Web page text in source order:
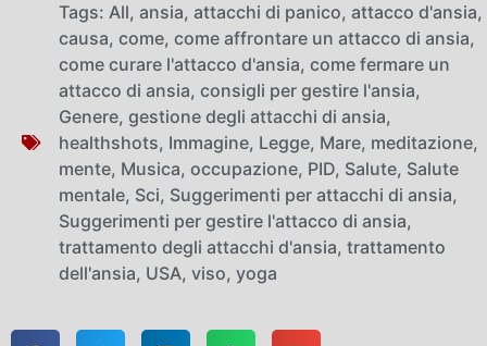
Tags: All, ansia, attacchi di panico, attacco d'ansia,
causa, come, come affrontare un attacco di ansia,
come curare l'attacco d'ansia, come fermare un
attacco di ansia, consigli per gestire l'ansia,
Genere, gestione degli attacchi di ansia,
healthshots, Immagine, Legge, Mare, meditazione,
mente, Musica, occupazione, PID, Salute, Salute
mentale, Sci, Suggerimenti per attacchi di ansia,
Suggerimenti per gestire l'attacco di ansia,
trattamento degli attacchi d'ansia, trattamento
dell'ansia, USA, viso, yoga